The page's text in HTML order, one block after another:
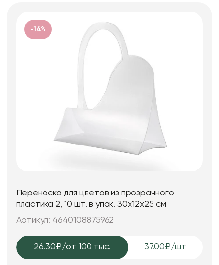
-14%
Переноска для цветов из прозрачного
пластика 2, 10 шт. в упак. 30x12x25 см
Артикул: 4640108875962
26.30₽/от 100 тыс. 37.00₽/шт